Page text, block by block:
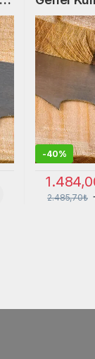
Şerit
-40%
2.485,70₺